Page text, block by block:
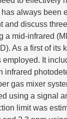
always been
and discuss
a mid-infrared
As a first of its
It
infrared
gas mixer
using a signal
limit was